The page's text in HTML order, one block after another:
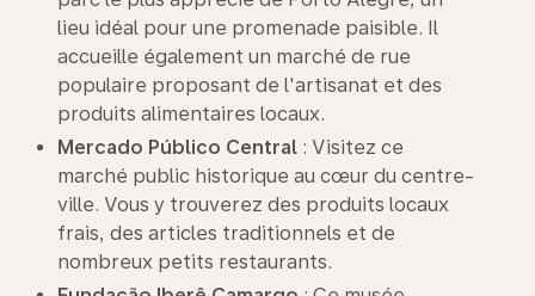
lieu idéal pour une promenade paisible. Il
accueille également un marché de rue
populaire proposant de l'artisanat et des
produits alimentaires locaux.
Mercado Público Central : Visitez ce
marché public historique au cœur du centre-
ville. Vous y trouverez des produits locaux
frais, des articles traditionnels et de
nombreux petits restaurants.